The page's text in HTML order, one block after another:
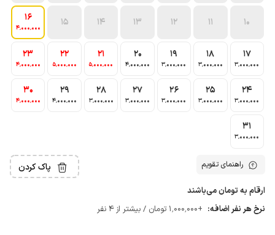
10
11
12
13
14
15
16
4٬000٬000
17
3٬000٬000
18
3٬000٬000
19
3٬000٬000
20
4٬000٬000
21
5٬000٬000
22
5٬000٬000
23
4٬000٬000
24
3٬000٬000
25
3٬000٬000
26
3٬000٬000
27
3٬000٬000
28
3٬000٬000
29
4٬000٬000
30
4٬000٬000
31
3٬000٬000
راهنمای تقویم پاک کردن
ارقام به تومان می‌باشند
نرخ هر نفر اضافه: +1٬000٬000 تومان / بیشتر از 4 نفر